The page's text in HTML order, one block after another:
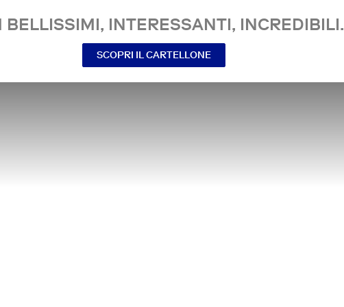
BELLISSIMI, INTERESSANTI, INCREDIBILI.
SCOPRI IL CARTELLONE